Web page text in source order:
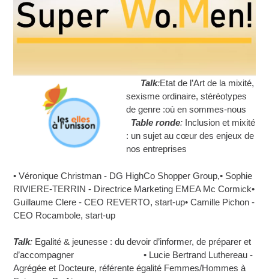
Talk:Etat de l’Art de la mixité,
sexisme ordinaire, stéréotypes
de genre :où en sommes-nous
Table ronde: Inclusion et mixité
: un sujet au cœur des enjeux de
nos entreprises
• Véronique Christman - DG HighCo Shopper Group,• Sophie
RIVIERE-TERRIN - Directrice Marketing EMEA Mc Cormick•
Guillaume Clere - CEO REVERTO, start-up• Camille Pichon -
CEO Rocambole, start-up
Talk: Egalité & jeunesse : du devoir d’informer, de préparer et
d’accompagner • Lucie Bertrand Luthereau -
Agrégée et Docteure, référente égalité Femmes/Hommes à